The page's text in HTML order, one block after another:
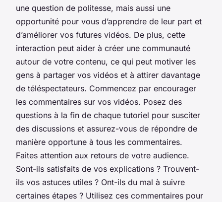
une question de politesse, mais aussi une
opportunité pour vous d’apprendre de leur part et
d’améliorer vos futures vidéos. De plus, cette
interaction peut aider à créer une communauté
autour de votre contenu, ce qui peut motiver les
gens à partager vos vidéos et à attirer davantage
de téléspectateurs. Commencez par encourager
les commentaires sur vos vidéos. Posez des
questions à la fin de chaque tutoriel pour susciter
des discussions et assurez-vous de répondre de
manière opportune à tous les commentaires.
Faites attention aux retours de votre audience.
Sont-ils satisfaits de vos explications ? Trouvent-
ils vos astuces utiles ? Ont-ils du mal à suivre
certaines étapes ? Utilisez ces commentaires pour